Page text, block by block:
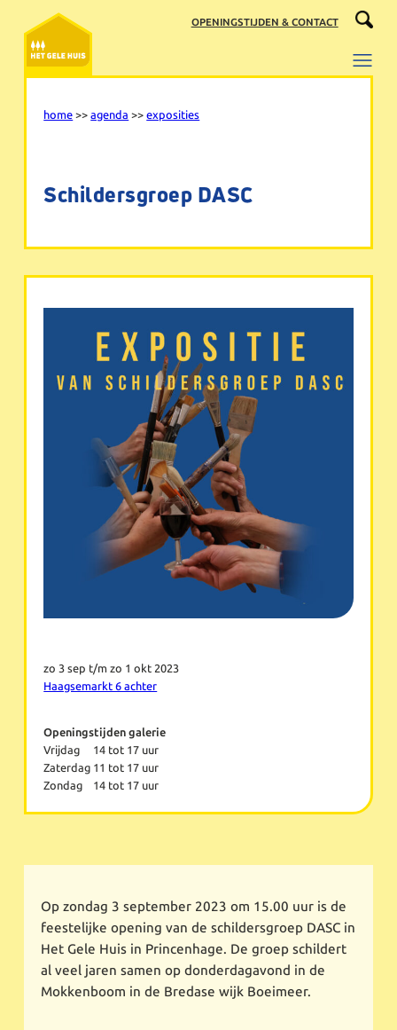
naar
inhoud
OPENINGSTIJDEN & CONTACT
home >>agenda >>exposities
Schildersgroep DASC
zo 3 sep t/m zo 1 okt 2023
Haagsemarkt 6 achter
Openingstijden galerie
Vrijdag
14 tot 17 uur
Zaterdag 11 tot 17 uur
Zondag
14 tot 17 uur
Op zondag 3 september 2023 om 15.00 uur is de
feestelijke opening van de schildersgroep DASC in
Het Gele Huis in Princenhage. De groep schildert
al veel jaren samen op donderdagavond in de
Mokkenboom in de Bredase wijk Boeimeer.